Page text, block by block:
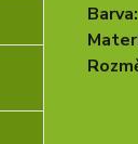
Barva: